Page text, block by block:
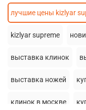
лучшие цены kizlyar
kizlyar supreme
выставка клинок
выставка ножей
клинок в москве